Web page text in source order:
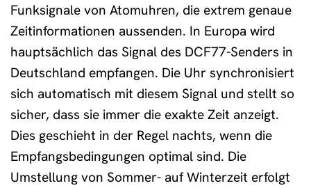
Funksignale von Atomuhren, die extrem genaue
Zeitinformationen aussenden. In Europa wird
hauptsächlich das Signal des DCF77-Senders in
Deutschland empfangen. Die Uhr synchronisiert
sich automatisch mit diesem Signal und stellt so
sicher, dass sie immer die exakte Zeit anzeigt.
Dies geschieht in der Regel nachts, wenn die
Empfangsbedingungen optimal sind. Die
Umstellung von Sommer- auf Winterzeit erfolgt